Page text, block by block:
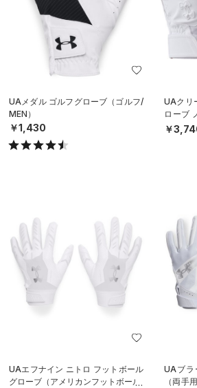
UAメダル ゴルフグローブ（ゴルフ/
MEN）
￥1,430
UAクリ
ローブ
MEN）
￥
UAエフナイン ニトロ フットボール
グローブ（アメリカンフットボール/
UAブラ
（両手